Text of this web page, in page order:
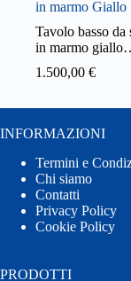
in marmo Giallo
Tavolo basso da
in marmo
1.500,00 €
INFORMAZIONI
Termini e
Chi siamo
Contatti
Privacy Policy
Cookie Policy
PRODOTTI